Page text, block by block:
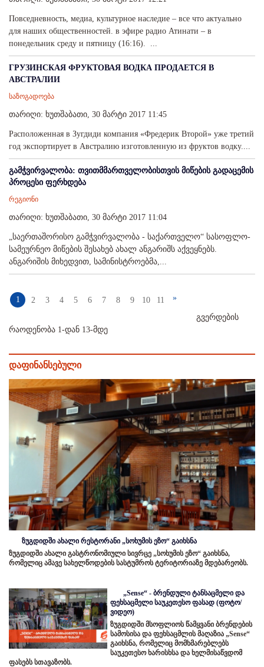
Повседневность, медиа, культурное наследие – все что актуально
для наших общественностей. в эфире радио Атинати – в
понедельник среду и пятницу (16:16). ...
ГРУЗИНСКАЯ ФРУКТОВАЯ ВОДКА ПРОДАЕТСЯ В
АВСТРАЛИИ
საზოგადოება
თარიღი: ხუთშაბათი, 30 მარტი 2017 11:45
Расположенная в Зугдиди компания «Фредерик Второй» уже третий
год экспортирует в Австралию изготовленную из фруктов водку....
გამჭვირვალობა: თვითმმართველობისთვის მიწების გადაცემის
პროცესი ფერხდება
რეგიონი
თარიღი: ხუთშაბათი, 30 მარტი 2017 11:04
„საერთაშორისო გამჭვირვალობა - საქართველო“ სასოფლო-
სამეურნეო მიწების შესახებ ახალ ანგარიშს აქვეყნებს.
ანგარიშის მიხედვით, სამინისტროებმა,...
1 2 3 4 5 6 7 8 9 10 11 »
გვერდების
რაოდენობა 1-დან 13-მდე
დაფინანსებული
ზუგდიდში ახალი რესტორანი „სოხუმის ეზო“ გაიხსნა
ზუგდიდში ახალი გასტრონომიული სივრცე „სოხუმის ეზო“ გაიხსნა,
რომელიც ამავე სახელწოდების სასტუმროს ტერიტორიაზე მდებარეობს.
„Sense“ - ბრენდული ტანსაცმელი და
ფეხსაცმელი საუკეთესო ფასად (ფოტო/
ვიდეო)
ზუგდიდში მსოფლიოს წამყვანი ბრენდების
სამოსისა და ფეხსაცმლის მაღაზია „Sense“
გაიხსნა, რომელიც მომხმარებლებს
საუკეთესო ხარისხსა და ხელმისაწვდომ
ფასებს სთავაზობს.